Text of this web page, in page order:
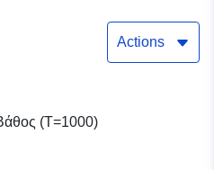
Actions
(T=1000)